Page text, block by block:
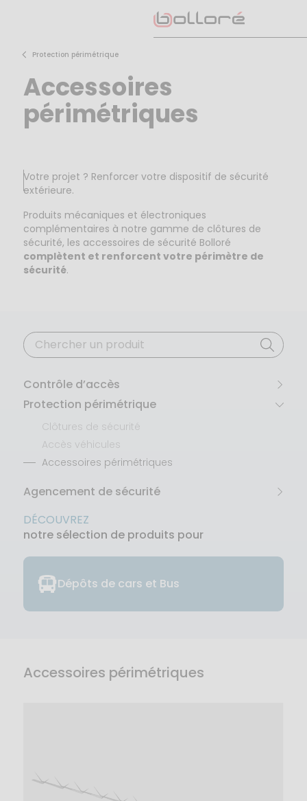
Protection périmétrique
Accessoires
périmétriques
Votre projet ? Renforcer votre dispositif de sécurité
extérieure.
Produits mécaniques et électroniques
complémentaires à notre gamme de clôtures de
sécurité, les accessoires de sécurité Bolloré
complètent et renforcent votre périmètre de
sécurité.
Recherche
pour :
Contrôle d’accès
Protection périmétrique
Clôtures de sécurité
Accès véhicules
Accessoires périmétriques
Agencement de sécurité
DÉCOUVREZ
notre sélection de produits pour
Dépôts de cars et Bus
Accessoires périmétriques